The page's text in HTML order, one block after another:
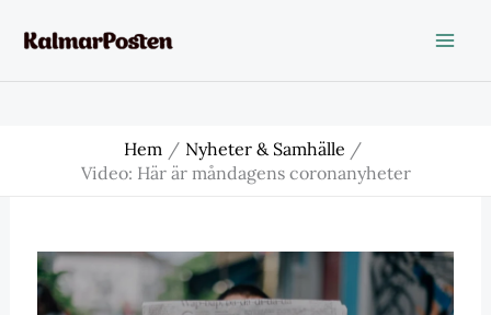
Hem
Nyheter & Samhälle
Video: Här är måndagens coronanyheter